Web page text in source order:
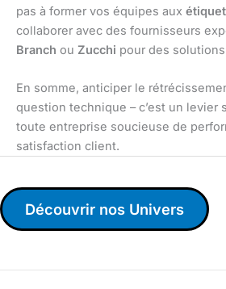
pas à former vos équipes aux
collaborer avec des fournisseurs
Branch ou Zucchi pour des
En somme, anticiper le
question technique – c’est un levier
toute entreprise soucieuse de
satisfaction client.
Découvrir nos Univers